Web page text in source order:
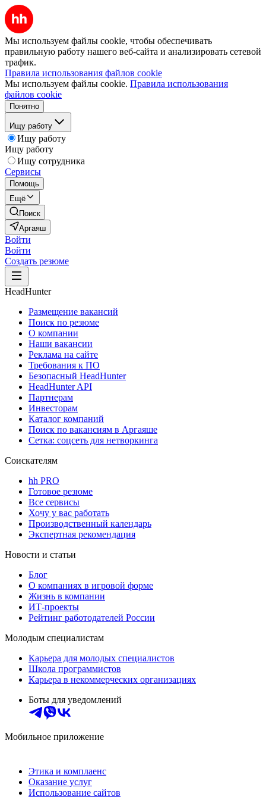
Мы используем файлы cookie, чтобы обеспечивать
правильную работу нашего веб-сайта и анализировать сетевой
трафик.
Правила использования файлов cookie
Мы используем файлы cookie. Правила использования
файлов cookie
Понятно
Ищу работу
Ищу работу
Ищу работу
Ищу сотрудника
Сервисы
Помощь
Ещё
Поиск
Аргаяш
Войти
Войти
Создать резюме
HeadHunter
Размещение вакансий
Поиск по резюме
О компании
Наши вакансии
Реклама на сайте
Требования к ПО
Безопасный HeadHunter
HeadHunter API
Партнерам
Инвесторам
Каталог компаний
Поиск по вакансиям в Аргаяше
Сетка: соцсеть для нетворкинга
Соискателям
hh PRO
Готовое резюме
Все сервисы
Хочу у вас работать
Производственный календарь
Экспертная рекомендация
Новости и статьи
Блог
О компаниях в игровой форме
Жизнь в компании
ИТ-проекты
Рейтинг работодателей России
Молодым специалистам
Карьера для молодых специалистов
Школа программистов
Карьера в некоммерческих организациях
Боты для уведомлений
Мобильное приложение
Этика и комплаенс
Оказание услуг
Использование сайтов